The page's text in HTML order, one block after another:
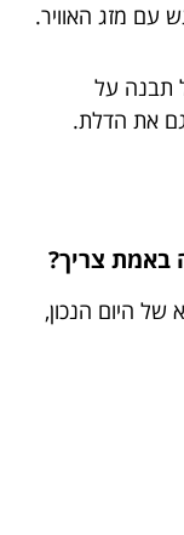
עם מזג האוויר.
תבנה על
את הדלת.
של היום הנכון,